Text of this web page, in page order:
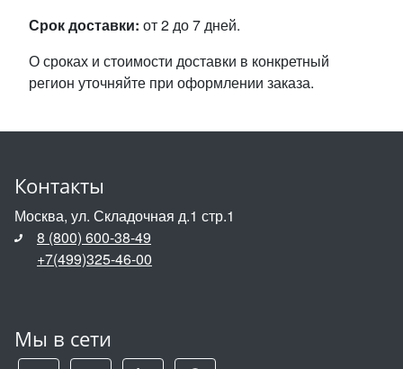
Срок доставки: от 2 до 7 дней.
О сроках и стоимости доставки в конкретный
регион уточняйте при оформлении заказа.
Контакты
Москва, ул. Складочная д.1 стр.1
8 (800) 600-38-49
+7(499)325-46-00
Мы в сети